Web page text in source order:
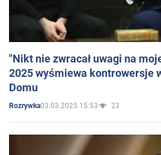
"Nikt nie zwracał uwagi na
2025 wyśmiewa kontrowersje
Domu
Rozrywka03.03.2025 15:53 23